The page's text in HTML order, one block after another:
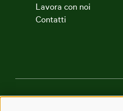
Lavora con noi
Contatti